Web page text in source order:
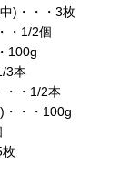
)・・・3枚
・1/2個
100g
3本
・・1/2本
・・・100g